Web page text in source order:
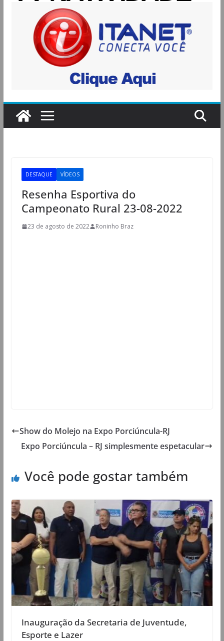
DESTAQUE VÍDEOS
Resenha Esportiva do
Campeonato Rural 23-08-2022
23 de agosto de 2022 Roninho Braz
Show do Molejo na Expo Porciúncula-RJ
Expo Porciúncula – RJ simplesmente espetacular
Você pode gostar também
Inauguração da Secretaria de Juventude,
Esporte e Lazer